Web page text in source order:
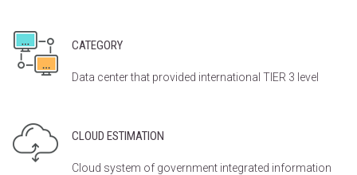
CATEGORY
Data center that provided international TIER 3 level
CLOUD ESTIMATION
Cloud system of government integrated information